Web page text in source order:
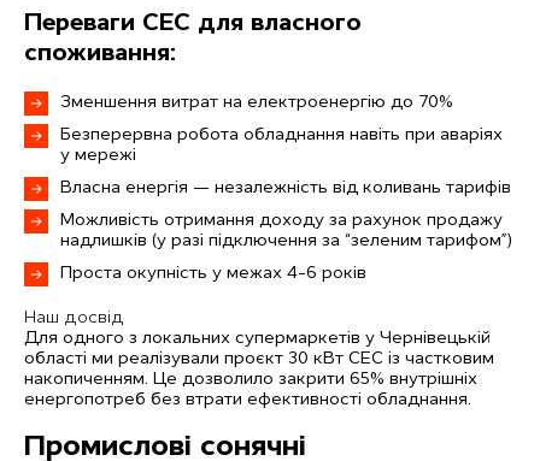
Переваги СЕС для власного
споживання:
Зменшення витрат на електроенергію до 70%
Безперервна робота обладнання навіть при аваріях
у мережі
Власна енергія — незалежність від коливань тарифів
Можливість отримання доходу за рахунок продажу
надлишків (у разі підключення за “зеленим тарифом”)
Проста окупність у межах 4–6 років
Наш досвід
Для одного з локальних супермаркетів у Чернівецькій
області ми реалізували проєкт 30 кВт СЕС із частковим
накопиченням. Це дозволило закрити 65% внутрішніх
енергопотреб без втрати ефективності обладнання.
Промислові сонячні